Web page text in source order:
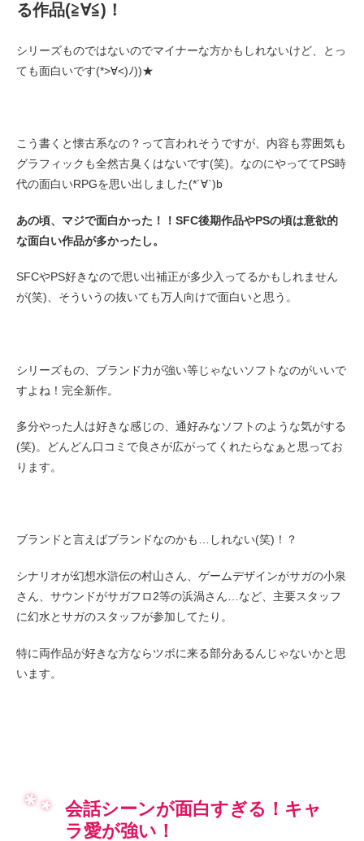
る作品(≧∀≦)！
シリーズものではないのでマイナーな方かもしれないけど、とっ
ても面白いです(*>∀<)ﾉ))★
こう書くと懐古系なの？って言われそうですが、内容も雰囲気も
グラフィックも全然古臭くはないです(笑)。なのにやっててPS時
代の面白いRPGを思い出しました(*´∀`)b
あの頃、マジで面白かった！！SFC後期作品やPSの頃は意欲的
な面白い作品が多かったし。
SFCやPS好きなので思い出補正が多少入ってるかもしれません
が(笑)、そういうの抜いても万人向けで面白いと思う。
シリーズもの、ブランド力が強い等じゃないソフトなのがいいで
すよね！完全新作。
多分やった人は好きな感じの、通好みなソフトのような気がする
(笑)。どんどん口コミで良さが広がってくれたらなぁと思ってお
ります。
ブランドと言えばブランドなのかも…しれない(笑)！？
シナリオが幻想水滸伝の村山さん、ゲームデザインがサガの小泉
さん、サウンドがサガフロ2等の浜渦さん…など、主要スタッフ
に幻水とサガのスタッフが参加してたり。
特に両作品が好きな方ならツボに来る部分あるんじゃないかと思
います。
会話シーンが面白すぎる！キャ
ラ愛が強い！